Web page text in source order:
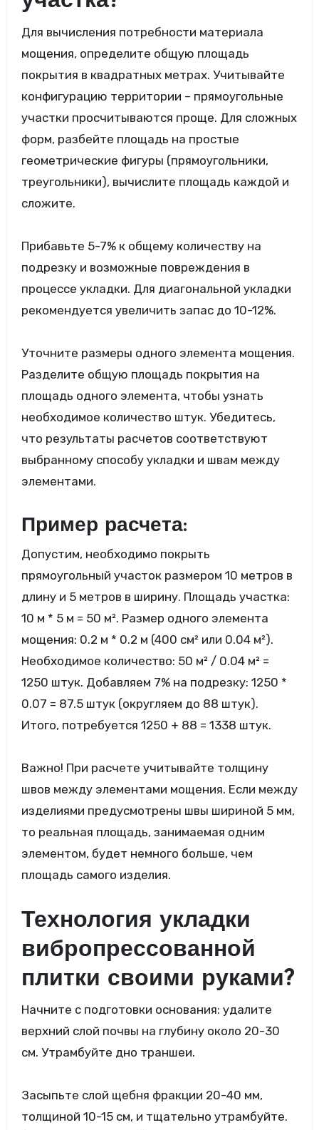
Для вычисления потребности материала
мощения, определите общую площадь
покрытия в квадратных метрах. Учитывайте
конфигурацию территории – прямоугольные
участки просчитываются проще. Для сложных
форм, разбейте площадь на простые
геометрические фигуры (прямоугольники,
треугольники), вычислите площадь каждой и
сложите.
Прибавьте 5-7% к общему количеству на
подрезку и возможные повреждения в
процессе укладки. Для диагональной укладки
рекомендуется увеличить запас до 10-12%.
Уточните размеры одного элемента мощения.
Разделите общую площадь покрытия на
площадь одного элемента, чтобы узнать
необходимое количество штук. Убедитесь,
что результаты расчетов соответствуют
выбранному способу укладки и швам между
элементами.
Пример расчета:
Допустим, необходимо покрыть
прямоугольный участок размером 10 метров в
длину и 5 метров в ширину. Площадь участка:
10 м * 5 м = 50 м². Размер одного элемента
мощения: 0.2 м * 0.2 м (400 см² или 0.04 м²).
Необходимое количество: 50 м² / 0.04 м² =
1250 штук. Добавляем 7% на подрезку: 1250 *
0.07 = 87.5 штук (округляем до 88 штук).
Итого, потребуется 1250 + 88 = 1338 штук.
Важно! При расчете учитывайте толщину
швов между элементами мощения. Если между
изделиями предусмотрены швы шириной 5 мм,
то реальная площадь, занимаемая одним
элементом, будет немного больше, чем
площадь самого изделия.
Технология укладки
вибропрессованной
плитки своими руками?
Начните с подготовки основания: удалите
верхний слой почвы на глубину около 20-30
см. Утрамбуйте дно траншеи.
Засыпьте слой щебня фракции 20-40 мм,
толщиной 10-15 см, и тщательно утрамбуйте.